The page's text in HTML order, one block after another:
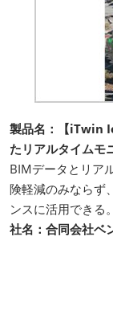
製品名：【iTwin
たリアルタイムモ
BIMデータとリア
険軽減のみならず
ンスに活用できる。
社名：合同会社ベ